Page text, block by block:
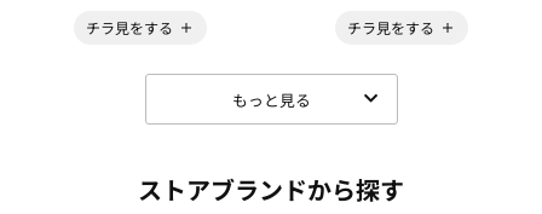
チラ見をする
チラ見をする
もっと見る
ストアブランドから探す